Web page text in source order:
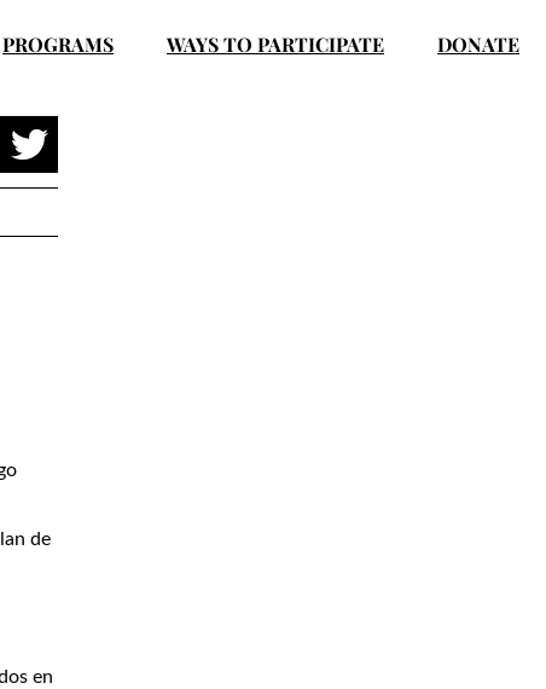
PROGRAMS WAYS TO PARTICIPATE DONATE
de
en